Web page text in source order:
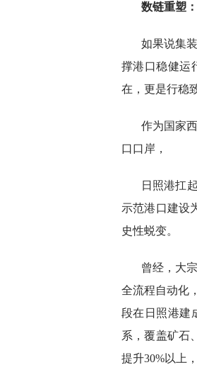
数链重塑
如果说集
撑港口稳健运
在，更是行稳
作为国家
口口岸，
日照港扛
示范港口建设
史性蜕变。
曾经，大
全流程自动化
段在日照港建
系，覆盖矿石
提升30%以上